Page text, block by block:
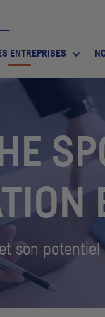
ENTREPRISES
son potentiel